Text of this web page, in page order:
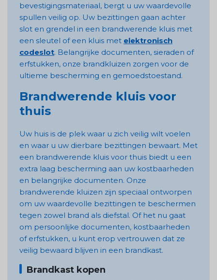
bevestigingsmateriaal, bergt u uw waardevolle
spullen veilig op. Uw bezittingen gaan achter
slot en grendel in een brandwerende kluis met
een sleutel of een kluis met elektronisch
codeslot. Belangrijke documenten, sieraden of
erfstukken, onze brandkluizen zorgen voor de
ultieme bescherming en gemoedstoestand.
Brandwerende kluis voor
thuis
Uw huis is de plek waar u zich veilig wilt voelen
en waar u uw dierbare bezittingen bewaart. Met
een brandwerende kluis voor thuis biedt u een
extra laag bescherming aan uw kostbaarheden
en belangrijke documenten. Onze
brandwerende kluizen zijn speciaal ontworpen
om uw waardevolle bezittingen te beschermen
tegen zowel brand als diefstal. Of het nu gaat
om persoonlijke documenten, kostbaarheden
of erfstukken, u kunt erop vertrouwen dat ze
veilig bewaard blijven in een brandkast.
Brandkast kopen